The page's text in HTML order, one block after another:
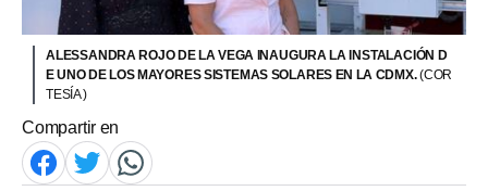
ALESSANDRA ROJO DE LA VEGA INAUGURA LA INSTALACIÓN D
E UNO DE LOS MAYORES SISTEMAS SOLARES EN LA CDMX.(COR
TESÍA )
Compartir en